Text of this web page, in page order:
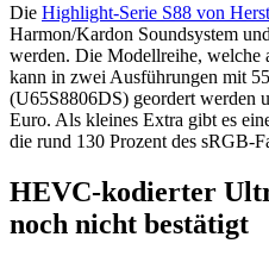
Die Highlight-Serie S88 von
Harmon/Kardon Soundsystem
werden. Die Modellreihe,
kann in zwei Ausführungen mit
(U65S8806DS) geordert werden
Euro. Als kleines Extra gibt es
die rund 130 Prozent des sRGB-
HEVC-kodierter
noch nicht bestätigt